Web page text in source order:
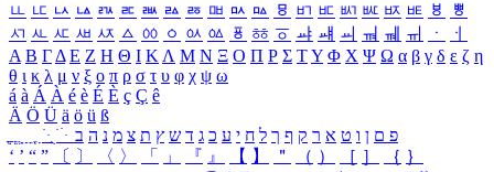
ㅥ ㅦ ㅧ ㅨ ㅩ ㅪ ㅫ ㅬ ㅭ ㅮ ㅯ ㅰ ㅱ ㅲ ㅳ ㅴ ㅵ ㅶ ㅷ ㅸ
ㅹ
ㅺ ㅻ ㅼ ㅽ ㅾ ㅿ ㆀ ㆁ ㆂ ㆃ ㆄ ㆅ ㆆ ㆇ ㆈ ㆉ ㆊ ㆋ ㆌ ㆍ
ㆎ
Α Β ΓΔ Ε Ζ Η Θ Ι ΚΛ Μ Ν Ξ Ο Π Ρ Σ ΤΥ Φ Χ Ψ Ω α β γ δ ε ζ η
θ ι κ λ μ ν ξ ο π ρ σ τ υ φ χ ψ ω
á à Á À é è É È ç Ç ê
Ä Ö Ü ä ö ü ß
ִֶֹ ֻּ ׁׂ פ ם ן ו ט א ר ק ף ך ל ח י ע כ ג ד ש ץ ת צ מ נ ה ב
‘ ’ “ ” 〔 〕 〈 〉 「 」 『 』 【 】 ＂ （ ） ［ ］ ｛ ｝